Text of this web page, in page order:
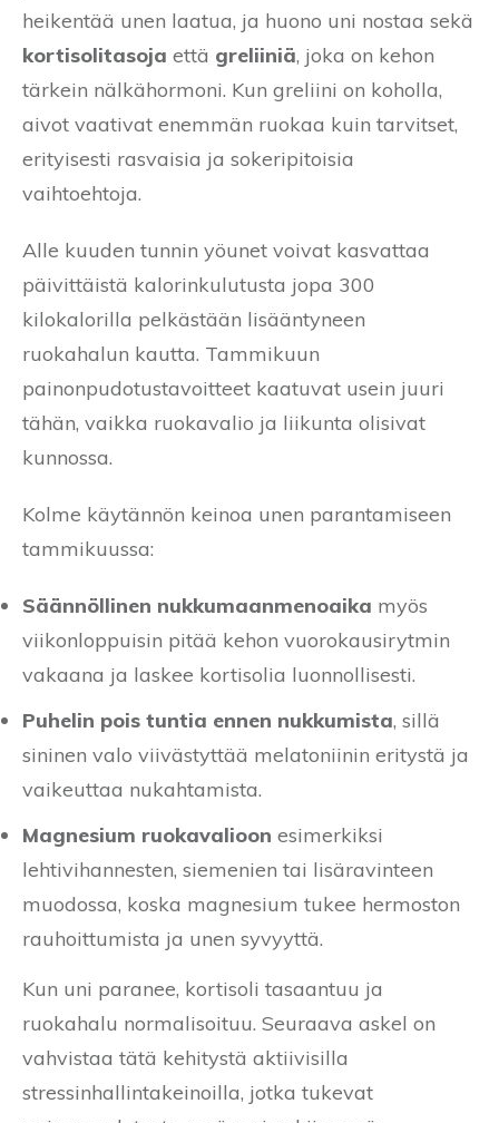
heikentää unen laatua, ja huono uni nostaa sekä
kortisolitasoja että greliiniä, joka on kehon
tärkein nälkähormoni. Kun greliini on koholla,
aivot vaativat enemmän ruokaa kuin tarvitset,
erityisesti rasvaisia ja sokeripitoisia
vaihtoehtoja.
Alle kuuden tunnin yöunet voivat kasvattaa
päivittäistä kalorinkulutusta jopa 300
kilokalorilla pelkästään lisääntyneen
ruokahalun kautta. Tammikuun
painonpudotustavoitteet kaatuvat usein juuri
tähän, vaikka ruokavalio ja liikunta olisivat
kunnossa.
Kolme käytännön keinoa unen parantamiseen
tammikuussa:
Säännöllinen nukkumaanmenoaika myös
viikonloppuisin pitää kehon vuorokausirytmin
vakaana ja laskee kortisolia luonnollisesti.
Puhelin pois tuntia ennen nukkumista, sillä
sininen valo viivästyttää melatoniinin eritystä ja
vaikeuttaa nukahtamista.
Magnesium ruokavalioon esimerkiksi
lehtivihannesten, siemenien tai lisäravinteen
muodossa, koska magnesium tukee hermoston
rauhoittumista ja unen syvyyttä.
Kun uni paranee, kortisoli tasaantuu ja
ruokahalu normalisoituu. Seuraava askel on
vahvistaa tätä kehitystä aktiivisilla
stressinhallintakeinoilla, jotka tukevat